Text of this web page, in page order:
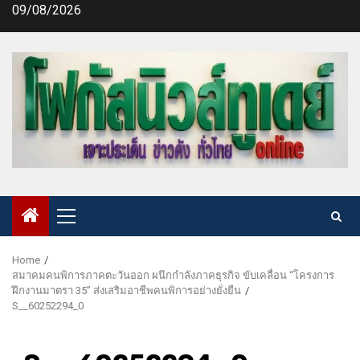
Skip09/08/2026
Primary
Menu
Home
สมาคมคนพิการภาคตะวันออก ผนึกกำลังภาคธุรกิจ ขับเคลื่อน “โครงการ
ฝึกงานมาตรา 35” ส่งเสริมอาชีพคนพิการอย่างยั่งยืน
S__60252294_0